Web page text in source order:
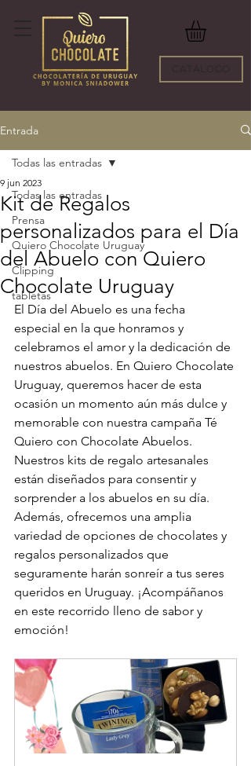
Entrada
Todas las entradas
Prensa
Quiero Chocolate Uruguay
Clipping
tabletas
Todas las entradas
Kit de Regalos
personalizados para el Día
del Abuelo con Quiero
Chocolate Uruguay
9 jun 2023
El Día del Abuelo es una fecha
especial en la que honramos y
celebramos el amor y la dedicación de
nuestros abuelos. En Quiero Chocolate
Uruguay, queremos hacer de esta
ocasión un momento aún más dulce y
memorable con nuestra campaña Té
Quiero con Chocolate Abuelos.
Nuestros kits de regalo artesanales
están diseñados para consentir y
sorprender a los abuelos en su día.
Además, ofrecemos una amplia
variedad de opciones de chocolates y
regalos personalizados que
seguramente harán sonreír a tus seres
queridos en Uruguay. ¡Acompáñanos
en este recorrido lleno de sabor y
emoción!